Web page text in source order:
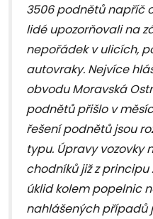
3506 podnětů napříč
lidé upozorňovali na
nepořádek v ulicích,
autovraky. Nejvíce
obvodu Moravská
podnětů přišlo v
řešení podnětů jsou
typu. Úpravy vozovky
chodníků již z
úklid kolem popelnic
nahlášených případů